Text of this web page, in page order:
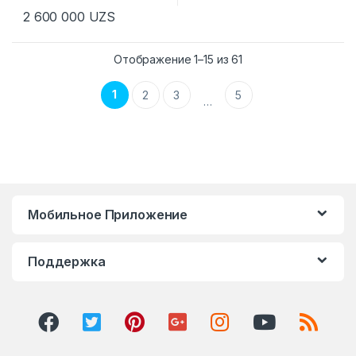
2 600 000 UZS
Отображение 1–15 из 61
1 2 3 … 5
Мобильное Приложение
Поддержка